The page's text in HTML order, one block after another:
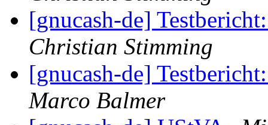
[gnucash-de]
Christian Stimming
[gnucash-de]
Marco Balmer